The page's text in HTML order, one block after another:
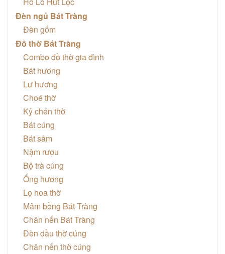
Đèn ngủ Bát Tràng
Đèn gốm
Đồ thờ Bát Tràng
Combo đồ thờ gia đình
Bát hương
Lư hương
Choé thờ
Kỷ chén thờ
Bát cúng
Bát sâm
Nậm rượu
Bộ trà cúng
Ống hương
Lọ hoa thờ
Mâm bồng Bát Tràng
Chân nến Bát Tràng
Đèn dầu thờ cúng
Chân nến thờ cúng